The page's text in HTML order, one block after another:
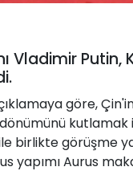
Vladimir
göre,
birlikte görüşme
yapımı Aurus